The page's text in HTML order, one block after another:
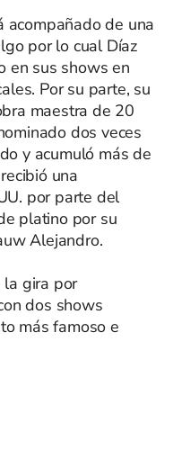
acompañado de una
por lo cual Díaz
en sus shows en
Por su parte, su
maestra de 20
dos veces
y acumuló más de
una
por parte del
platino por su
Alejandro.
la gira por
dos shows
más famoso e